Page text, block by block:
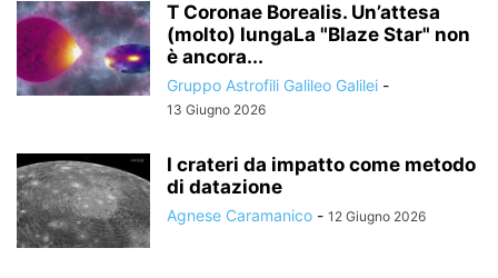
T Coronae Borealis. Un’attesa
(molto) lungaLa "Blaze Star" non
è ancora...
Gruppo Astrofili Galileo Galilei -
13 Giugno 2026
I crateri da impatto come metodo
di datazione
Agnese Caramanico - 12 Giugno 2026